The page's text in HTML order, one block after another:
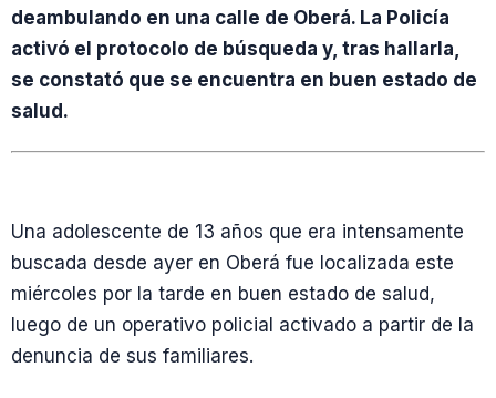
deambulando en una calle de Oberá. La Policía
activó el protocolo de búsqueda y, tras hallarla,
se constató que se encuentra en buen estado de
salud.
Una adolescente de 13 años que era intensamente
buscada desde ayer en Oberá fue localizada este
miércoles por la tarde en buen estado de salud,
luego de un operativo policial activado a partir de la
denuncia de sus familiares.